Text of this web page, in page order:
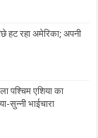
हट रहा अमेरिका; अपनी
पश्चिम एशिया का
सुन्नी भाईचारा